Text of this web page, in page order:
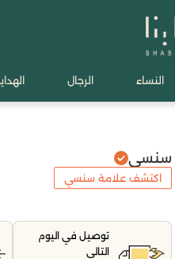
النساء الرجال
سنسي
اكتشف علامة سنسي
توصيل في اليوم
التالي